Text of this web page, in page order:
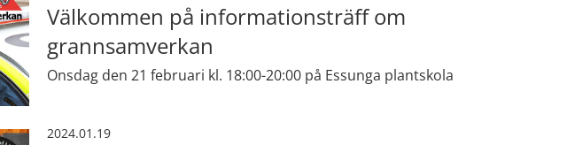
Välkommen på informationsträff om
grannsamverkan
Onsdag den 21 februari kl. 18:00-20:00 på Essunga plantskola
2024.01.19